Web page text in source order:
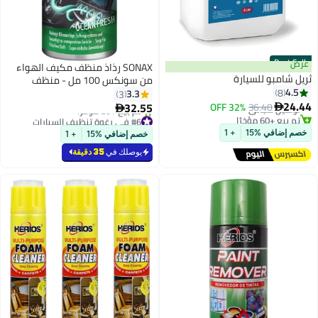
Best Seller
عرض
ثريل شامبو للسيارة
4.5
8
24.44
36.40
32% OFF
#1 في منتجات الشامبو
أقل سعر في 7 يوم
توصيل مجاني
تم بيع +60 مؤخرًا
#1 في منتجات الشامبو
خصم إضافي %15 + 1
SONAX رذاذ منظف مكيف الهواء
من سونكس 100 مل - منظف
ومعقم لمكيف الهواء، معطرات
سيارات لإزالة الروائح برائحة المحيط
المنعشة
3.3
3
32.55
#6 في رغوة تنظيف السيارات
بتخلّص بسرعة
تم بيع +20 مؤخرًا
#6 في رغوة تنظيف السيارات
خصم إضافي %15 + 1
يوصلك في35 دقيقة